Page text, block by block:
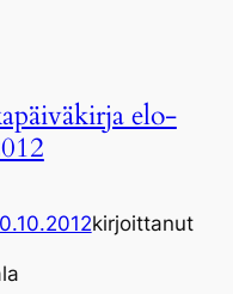
elo-
kirjoittanut